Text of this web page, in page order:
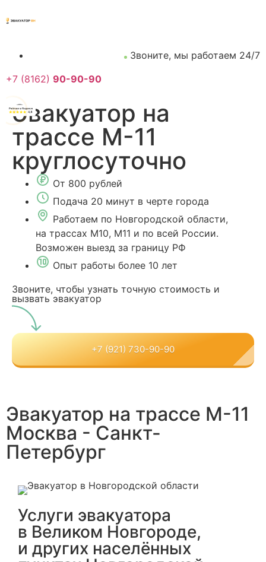
Звоните, мы работаем 24/7
+7 (8162) 90-90-90
Эвакуатор на
трассе М-11
круглосуточно
От 800 рублей
Подача 20 минут в черте города
Работаем по Новгородской области,
на трассах М10, М11 и по всей России.
Возможен выезд за границу РФ
Опыт работы более 10 лет
Звоните, чтобы узнать точную стоимость и
вызвать эвакуатор
+7 (921) 730-90-90
Эвакуатор на трассе М-11
Москва - Санкт-
Петербург
Услуги эвакуатора
в Великом Новгороде,
и других населённых